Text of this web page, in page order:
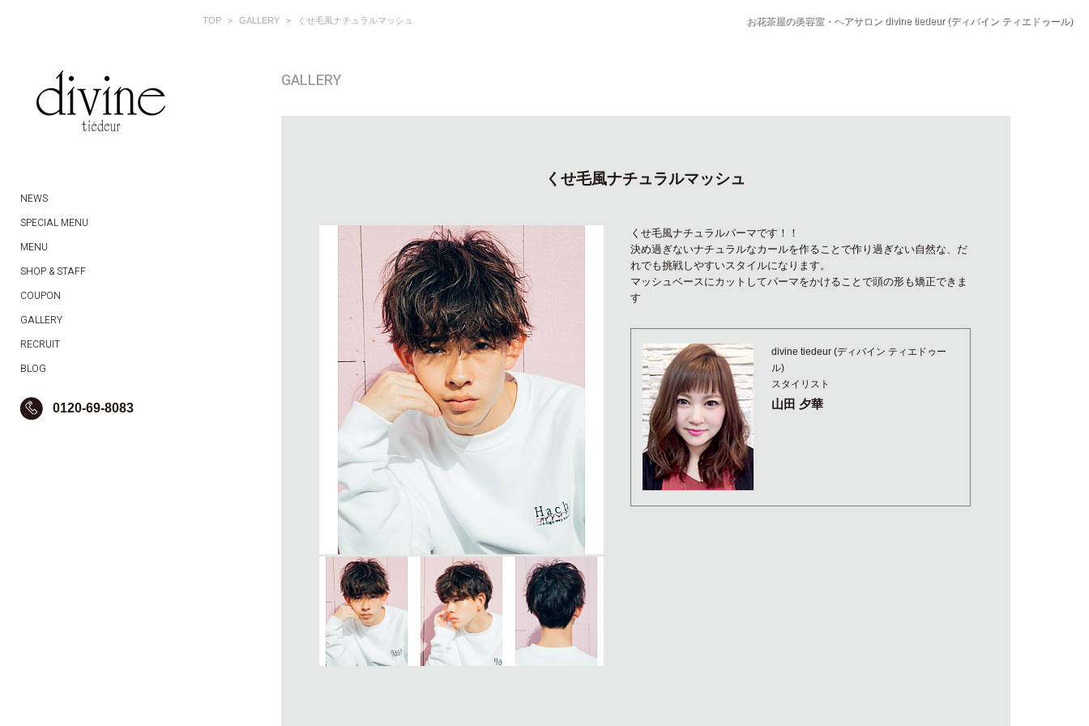
TOP GALLERY くせ毛風ナチュラルマッシュ お花茶屋の美容室・ヘアサロン divine tiedeur (ディバイン ティエドゥール)
NEWS
SPECIAL MENU
MENU
SHOP & STAFF
COUPON
GALLERY
RECRUIT
BLOG
0120-69-8083
GALLERY
くせ毛風ナチュラルマッシュ
くせ毛風ナチュラルパーマです！！
決め過ぎないナチュラルなカールを作ることで作り過ぎない自然な、だ
れでも挑戦しやすいスタイルになります。
マッシュベースにカットしてパーマをかけることで頭の形も矯正できま
す
divine tiedeur (ディバイン ティエドゥー
ル)
スタイリスト
山田 夕華